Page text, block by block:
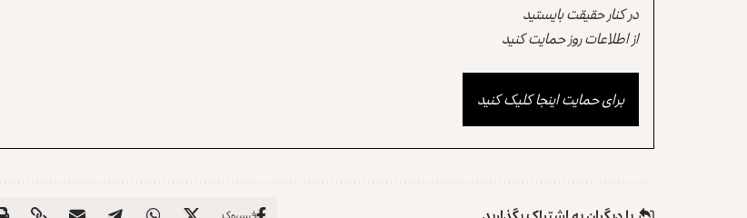
در کنار حقیقت بایستید
از اطلاعات روز حمایت کنید
برای حمایت اینجا کلیک کنید